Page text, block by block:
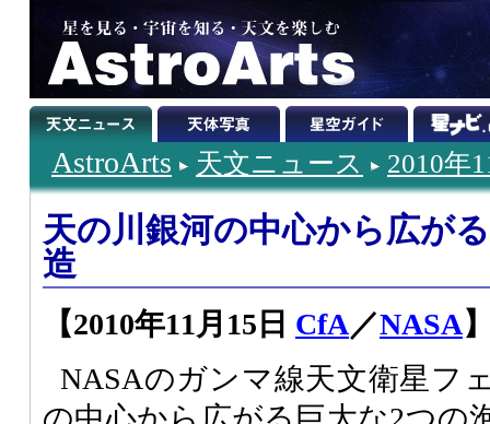
AstroArts 天文ニュース 2010年
天の川銀河の中心から広が
造
【2010年11月15日 CfA／NASA
NASAのガンマ線天文衛星フ